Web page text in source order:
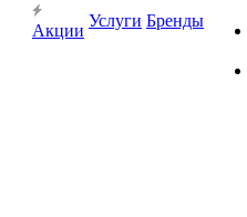
Акции
Услуги Бренды